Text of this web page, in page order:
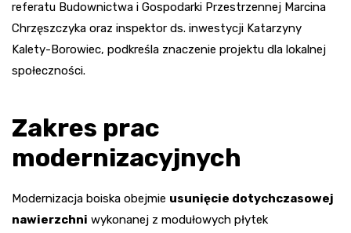
referatu Budownictwa i Gospodarki Przestrzennej Marcina
Chrzęszczyka oraz inspektor ds. inwestycji Katarzyny
Kalety-Borowiec, podkreśla znaczenie projektu dla lokalnej
społeczności.
Zakres prac
modernizacyjnych
Modernizacja boiska obejmie usunięcie dotychczasowej
nawierzchni wykonanej z modułowych płytek